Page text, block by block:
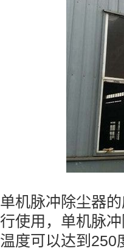
单机脉冲除尘器
行使用，单机脉
温度可以达到250